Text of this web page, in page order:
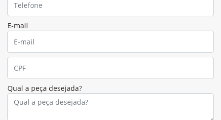
E-mail
Qual a peça desejada?